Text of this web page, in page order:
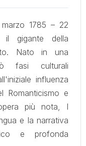
1785 – 22
il gigante della
Nato in una
fasi culturali
influenza
Romanticismo e
più nota, I
e la narrativa
e profonda